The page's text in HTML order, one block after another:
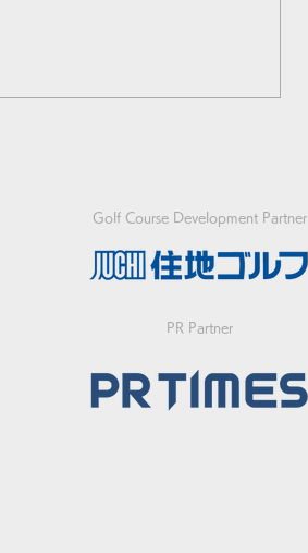
大塚選手が日本勢トップの3
のユースW杯開幕！
Golf Course Development Partner
PR Partner